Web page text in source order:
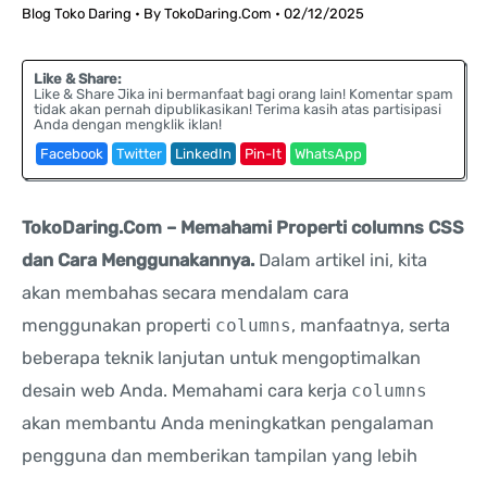
Blog Toko Daring • By TokoDaring.Com • 02/12/2025
Like & Share:
Like & Share Jika ini bermanfaat bagi orang lain! Komentar spam
tidak akan pernah dipublikasikan! Terima kasih atas partisipasi
Anda dengan mengklik iklan!
Facebook
Twitter LinkedIn Pin-It WhatsApp
TokoDaring.Com – Memahami Properti columns CSS
dan Cara Menggunakannya. Dalam artikel ini, kita
akan membahas secara mendalam cara
menggunakan properti columns, manfaatnya, serta
beberapa teknik lanjutan untuk mengoptimalkan
desain web Anda. Memahami cara kerja columns
akan membantu Anda meningkatkan pengalaman
pengguna dan memberikan tampilan yang lebih